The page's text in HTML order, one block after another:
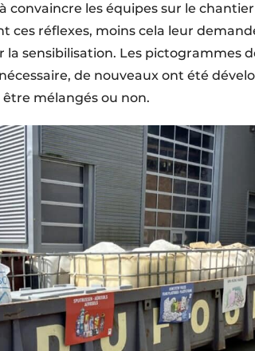
les équipes sur le
réflexes, moins cela leur
la sensibilisation. Les pictogrammes
de nouveaux ont été
mélangés ou non.